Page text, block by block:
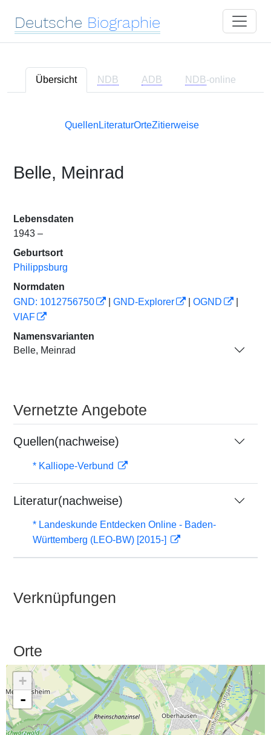
Deutsche Biographie
Übersicht NDB ADB NDB-online
Quellen LiteraturOrteZitierweise
Belle, Meinrad
Lebensdaten
1943 –
Geburtsort
Philippsburg
Normdaten
GND: 1012756750
GND-Explorer OGND
VIAF
Namensvarianten
Belle, Meinrad
Vernetzte Angebote
Quellen(nachweise)
* Kalliope-Verbund
Literatur(nachweise)
* Landeskunde Entdecken Online - Baden-
Württemberg (LEO-BW) [2015-]
Verknüpfungen
Orte
+
-